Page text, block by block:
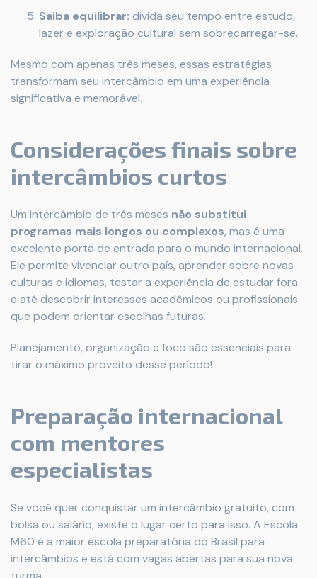
Saiba equilibrar: divida seu tempo entre estudo,
lazer e exploração cultural sem sobrecarregar-se.
Mesmo com apenas três meses, essas estratégias
transformam seu intercâmbio em uma experiência
significativa e memorável.
Considerações finais sobre
intercâmbios curtos
Um intercâmbio de três meses não substitui
programas mais longos ou complexos, mas é uma
excelente porta de entrada para o mundo internacional.
Ele permite vivenciar outro país, aprender sobre novas
culturas e idiomas, testar a experiência de estudar fora
e até descobrir interesses acadêmicos ou profissionais
que podem orientar escolhas futuras.
Planejamento, organização e foco são essenciais para
tirar o máximo proveito desse período!
Preparação internacional
com mentores
especialistas
Se você quer conquistar um intercâmbio gratuito, com
bolsa ou salário, existe o lugar certo para isso. A Escola
M60 é a maior escola preparatória do Brasil para
intercâmbios e está com vagas abertas para sua nova